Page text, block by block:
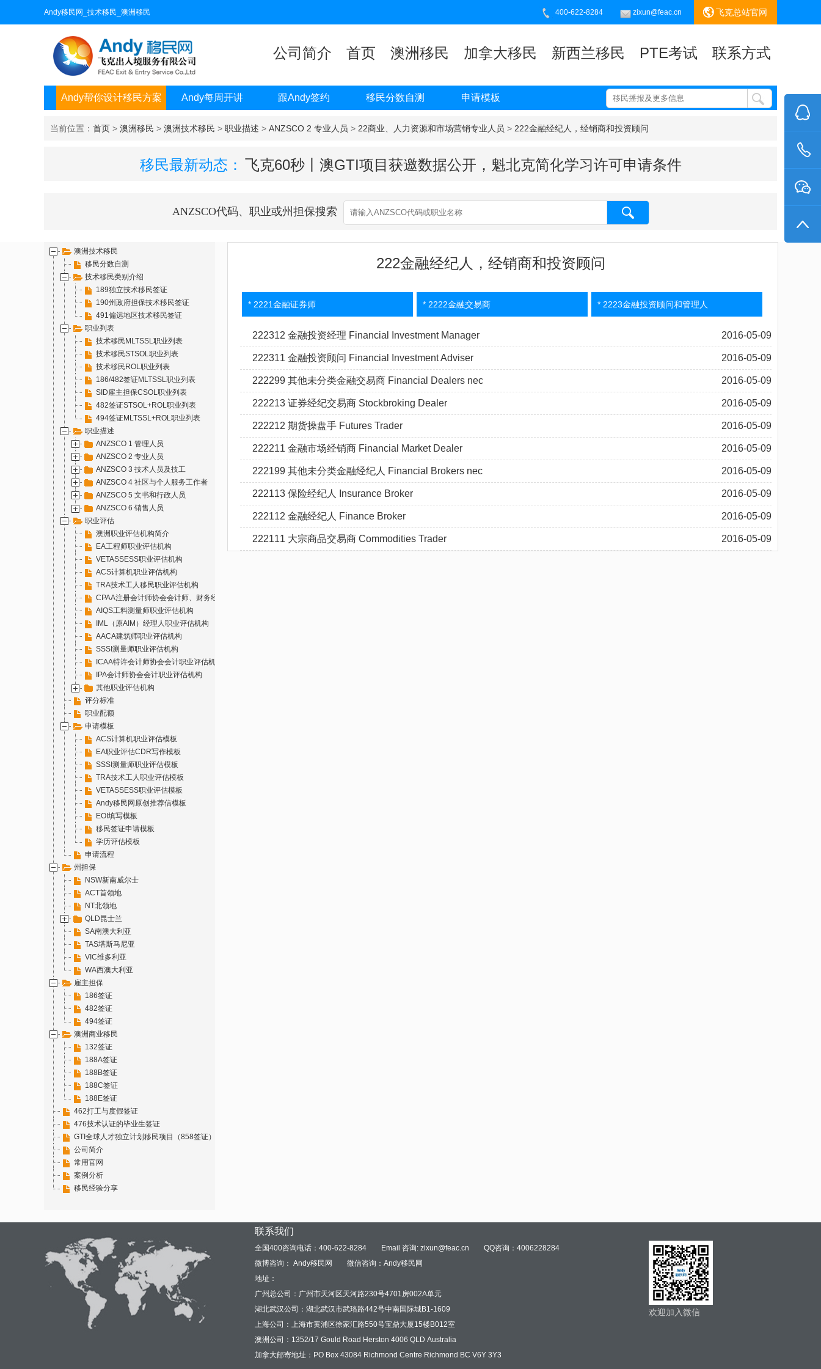
400-622-8284 zixun@feac.cn 飞克总站官网
Andy移民网_技术移民_澳洲移民
公司简介 首页 澳洲移民 加拿大移民 新西兰移民 PTE考试 联系方式
Andy帮你设计移民方案 Andy每周开讲 跟Andy签约 移民分数自测 申请模板
当前位置： 首页 > 澳洲移民 > 澳洲技术移民 > 职业描述 > ANZSCO 2 专业人员 > 22商业、人力资源和市场营销专业人员 > 222金融经纪人，经销商和投资顾问
移民最新动态： 飞克60秒丨澳GTI项目获邀数据公开，魁北克简化学习许可申请条件
ANZSCO代码、职业或州担保搜索
澳洲技术移民
移民分数自测
技术移民类别介绍
189独立技术移民签证
190州政府担保技术移民签证
491偏远地区技术移民签证
职业列表
技术移民MLTSSL职业列表
技术移民STSOL职业列表
技术移民ROL职业列表
186/482签证MLTSSL职业列表
SID雇主担保CSOL职业列表
482签证STSOL+ROL职业列表
494签证MLTSSL+ROL职业列表
职业描述
ANZSCO 1 管理人员
ANZSCO 2 专业人员
ANZSCO 3 技术人员及技工
ANZSCO 4 社区与个人服务工作者
ANZSCO 5 文书和行政人员
ANZSCO 6 销售人员
职业评估
澳洲职业评估机构简介
EA工程师职业评估机构
VETASSESS职业评估机构
ACS计算机职业评估机构
TRA技术工人移民职业评估机构
CPAA注册会计师协会会计师、财务经理职业评估机构
AIQS工料测量师职业评估机构
IML（原AIM）经理人职业评估机构
AACA建筑师职业评估机构
SSSI测量师职业评估机构
ICAA特许会计师协会会计职业评估机构
IPA会计师协会会计职业评估机构
其他职业评估机构
评分标准
职业配额
申请模板
ACS计算机职业评估模板
EA职业评估CDR写作模板
SSSI测量师职业评估模板
TRA技术工人职业评估模板
VETASSESS职业评估模板
Andy移民网原创推荐信模板
EOI填写模板
移民签证申请模板
学历评估模板
申请流程
州担保
NSW新南威尔士
ACT首领地
NT北领地
QLD昆士兰
SA南澳大利亚
TAS塔斯马尼亚
VIC维多利亚
WA西澳大利亚
雇主担保
186签证
482签证
494签证
澳洲商业移民
132签证
188A签证
188B签证
188C签证
188E签证
462打工与度假签证
476技术认证的毕业生签证
GTI全球人才独立计划移民项目（858签证）
公司简介
常用官网
案例分析
移民经验分享
222金融经纪人，经销商和投资顾问
* 2221金融证券师 * 2222金融交易商 * 2223金融投资顾问和管理人
222312 金融投资经理 Financial Investment Manager 2016-05-09
222311 金融投资顾问 Financial Investment Adviser 2016-05-09
222299 其他未分类金融交易商 Financial Dealers nec 2016-05-09
222213 证券经纪交易商 Stockbroking Dealer 2016-05-09
222212 期货操盘手 Futures Trader 2016-05-09
222211 金融市场经销商 Financial Market Dealer 2016-05-09
222199 其他未分类金融经纪人 Financial Brokers nec 2016-05-09
222113 保险经纪人 Insurance Broker 2016-05-09
222112 金融经纪人 Finance Broker 2016-05-09
222111 大宗商品交易商 Commodities Trader 2016-05-09
联系我们
全国400咨询电话：400-622-8284 Email 咨询: zixun@feac.cn
QQ咨询：4006228284
微博咨询： Andy移民网
微信咨询：Andy移民网
地址：
广州总公司：广州市天河区天河路230号4701房002A单元
湖北武汉公司：湖北武汉市武珞路442号中南国际城B1-1609
上海公司：上海市黄浦区徐家汇路550号宝鼎大厦15楼B012室
澳洲公司：1352/17 Gould Road Herston 4006 QLD Australia
加拿大邮寄地址：PO Box 43084 Richmond Centre Richmond BC V6Y 3Y3
欢迎加入微信